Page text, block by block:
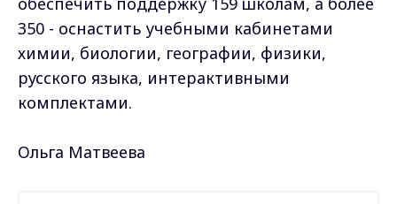
350 - оснастить учебными кабинетами
химии, биологии, географии, физики,
русского языка, интерактивными
комплектами.
Ольга Матвеева